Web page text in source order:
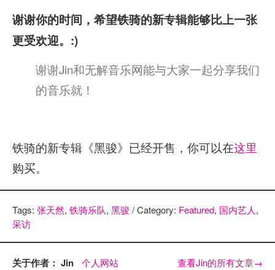
谢谢你的时间，希望铁骑的新专辑能够比上一张
更受欢迎。:)
谢谢Jin和无解音乐网能与大家一起分享我们
的音乐就！
铁骑的新专辑《黑骏》已经开售，你可以在这里
购买。
Tags: 张天然, 铁骑乐队, 黑骏/ Category: Featured, 国内艺人,
采访
关于作者： Jin 个人网站 查看Jin的所有文章→